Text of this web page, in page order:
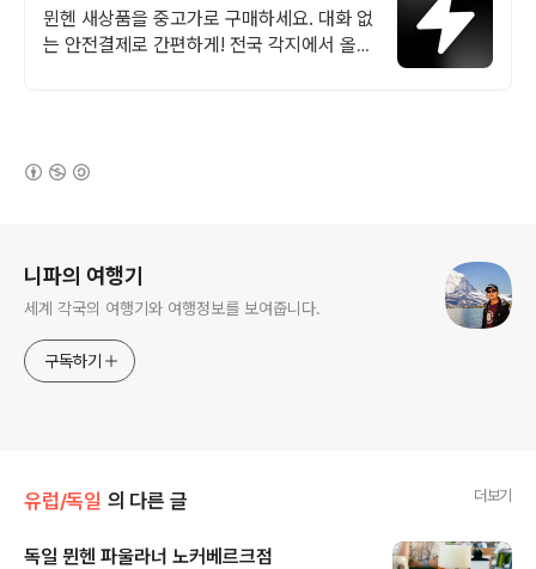
드 중고거래
뮌헨 새상품을 중고가로 구매하세요. 대화 없
는 안전결제로 간편하게! 전국 각지에서 올라
니파의 여행기
세계 각국의 여행기와 여행정보를 보여줍니다.
구독하기
유럽/독일 의 다른 글 더보기
독일 뮌헨 파울라너 노커베르크점